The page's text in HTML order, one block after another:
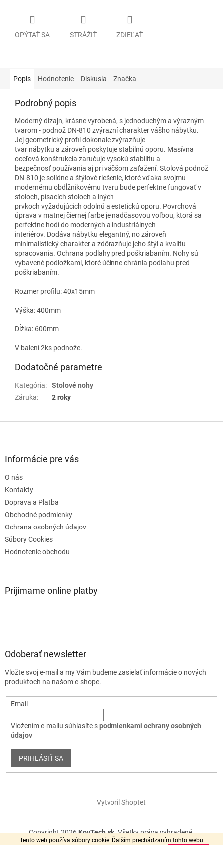
Tento web používa súbory cookie. Ďalším prechádzaním tohto webu
OPÝTAŤ SA STRÁŽIŤ ZDIEĽAŤ
Popis Hodnotenie Diskusia Značka
Podrobný popis
Moderný dizajn, krásne vyrobená, s jednoduchým a výrazným
tvarom - podnož DN-810 zvýrazní charakter vášho nábytku.
Jej geometrický profil dokonale zvýrazňuje
tvar nábytku a zároveň poskytuje stabilnú oporu. Masívna
oceľová konštrukcia zaručuje vysokú stabilitu a
bezpečnosť používania aj pri väčšom zaťažení. Stolová podnož
DN-810 je solídne a štýlové riešenie, ktoré vďaka svojmu
modernému obdĺžnikovému tvaru bude perfektne fungovať v
stoloch, písacích stoloch a iných
prvkoch vyžadujúcich odolnú a estetickú oporu. Povrchová
úprava v matnej čiernej farbe je nadčasovou voľbou, ktorá sa
perfektne hodí do moderných a industriálnych
interiérov. Dodáva nábytku elegantný, no zároveň
minimalistický charakter a zdôrazňuje jeho štýl a kvalitu
spracovania. Ochrana podlahy pred poškriabaním. Nohy sú
vybavené podložkami, ktoré účinne chránia podlahu pred
poškriabaním.
Rozmer profilu: 40x15mm
Výška: 400mm
Dĺžka: 600mm
V balení 2ks podnože.
Dodatočné parametre
Kategória:
Stolové nohy
Záruka: 2 roky
Informácie pre vás
O nás
Kontakty
Doprava a Platba
Obchodné podmienky
Ochrana osobných údajov
Súbory Cookies
Hodnotenie obchodu
Prijímame online platby
Odoberať newsletter
Vložte svoj e-mail a my Vám budeme zasielať informácie o nových
produktoch na našom e-shope.
Email
Vložením e-mailu súhlasíte spodmienkami ochrany osobných
údajov
PRIHLÁSIŤ SA
Vytvoril Shoptet
Copyright 2026KovTech.sk. Všetky práva vyhradené.